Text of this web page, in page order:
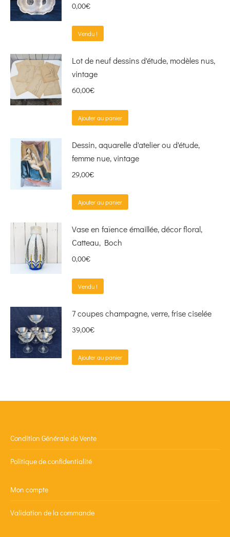
0,00€
Vendu !
Lot de neuf dessins d'étude, modèles nus,
vintage
60,00€
Ajouter au panier
Dessin, aquarelle d'atelier ou d'étude,
femme nue, vintage
29,00€
Ajouter au panier
Vase en faïence émaillée, décor floral,
Catteau, Boch
0,00€
Vendu !
7 coupes champagne, verre, frise ciselée
39,00€
Ajouter au panier
Condition Générale de Vente
Politique de confidentialité
Mon compte
Validation de la commande